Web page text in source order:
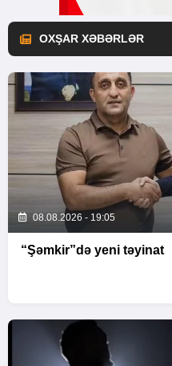
OXŞAR XƏBƏRLƏR
08.08.2026 - 19:05
“Şəmkir”də yeni təyinat